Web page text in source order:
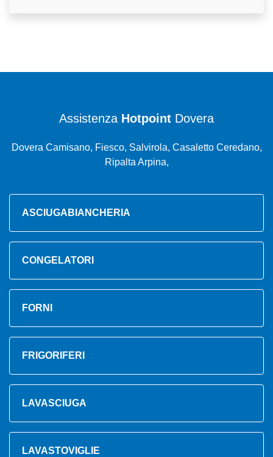
Assistenza Hotpoint Dovera
Dovera Camisano, Fiesco, Salvirola, Casaletto Ceredano,
Ripalta Arpina,
ASCIUGABIANCHERIA
CONGELATORI
FORNI
FRIGORIFERI
LAVASCIUGA
LAVASTOVIGLIE